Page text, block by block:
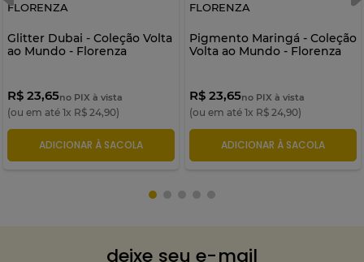
FLORENZA
Glitter Dubai - Coleção Volta
ao Mundo - Florenza
R$ 23,65no PIX à vista
(ou em até 1x R$ 24,90)
ADICIONAR À SACOLA
FLORENZA
Pigmento Maringá - Coleção
Volta ao Mundo - Florenza
R$ 23,65no PIX à vista
(ou em até 1x R$ 24,90)
ADICIONAR À SACOLA
deixe seu e-mail